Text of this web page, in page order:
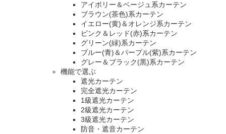
アイボリー＆ベージュ系カーテン
ブラウン(茶色)系カーテン
イエロー(黄)＆オレンジ系カーテン
ピンク＆レッド(赤)系カーテン
グリーン(緑)系カーテン
ブルー(青)＆パープル(紫)系カーテン
グレー＆ブラック(黒)系カーテン
機能で選ぶ
遮光カーテン
完全遮光カーテン
1級遮光カーテン
2級遮光カーテン
3級遮光カーテン
防音・遮音カーテン